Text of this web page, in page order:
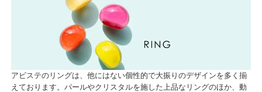
アビステのリングは、他にはない個性的で大振りのデザインを多く揃
えております。パールやクリスタルを施した上品なリングのほか、動